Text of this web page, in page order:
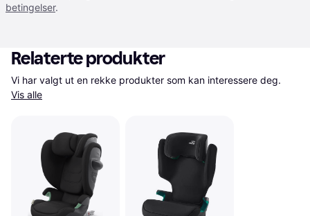
betingelser.
Relaterte produkter
Vis alle